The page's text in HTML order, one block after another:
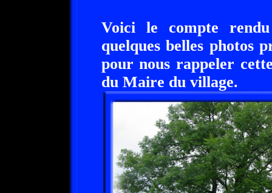
Voici le compte
quelques belles photos
pour nous rappeler
du Maire du village.